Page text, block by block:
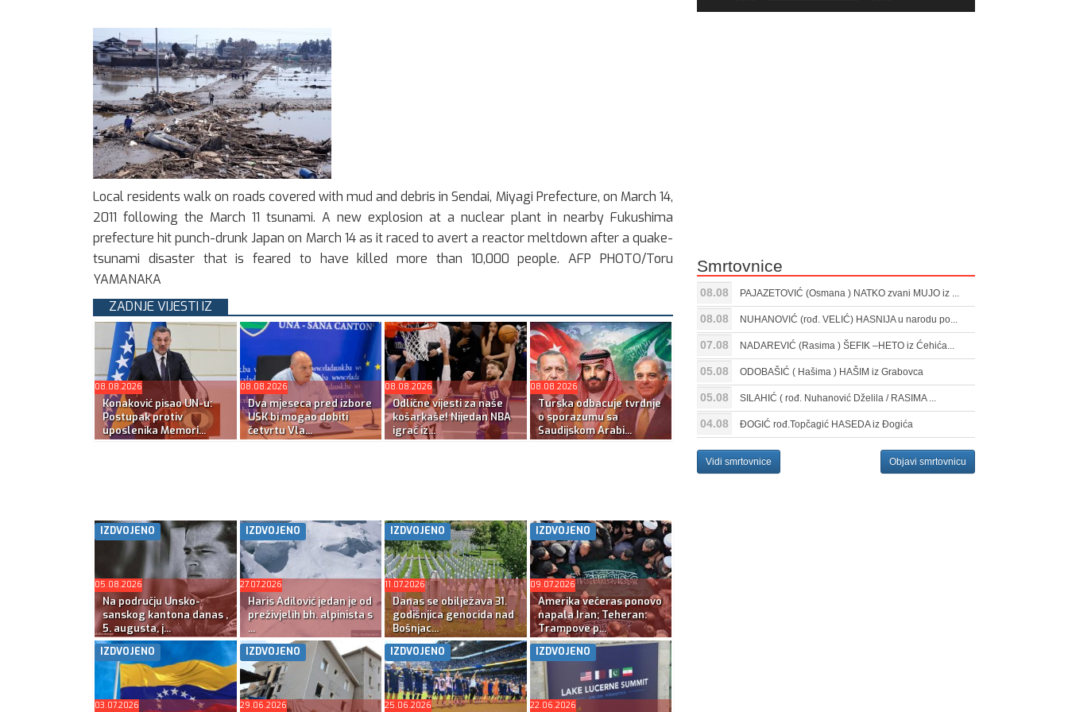
Local residents walk on roads covered with mud and debris in Sendai, Miyagi Prefecture, on March 14,
2011 following the March 11 tsunami. A new explosion at a nuclear plant in nearby Fukushima
prefecture hit punch-drunk Japan on March 14 as it raced to avert a reactor meltdown after a quake-
tsunami disaster that is feared to have killed more than 10,000 people. AFP PHOTO/Toru
YAMANAKA
ZADNJE VIJESTI IZ
08.08.2026
Konaković pisao UN-u:
Postupak protiv
uposlenika Memori...
08.08.2026
Dva mjeseca pred izbore
USK bi mogao dobiti
četvrtu Vla...
08.08.2026
Odlične vijesti za naše
košarkaše! Nijedan NBA
igrač iz...
08.08.2026
Turska odbacuje tvrdnje
o sporazumu sa
Saudijskom Arabi...
IZDVOJENO
05.08.2026
Na području Unsko-
sanskog kantona danas ,
5. augusta, j...
IZDVOJENO
27.07.2026
Haris Adilović jedan je od
preživjelih bh. alpinista s
...
IZDVOJENO
11.07.2026
Danas se obilježava 31.
godišnjica genocida nad
Bošnjac...
IZDVOJENO
09.07.2026
Amerika večeras ponovo
napala Iran; Teheran:
Trampove p...
IZDVOJENO
03.07.2026
IZDVOJENO
29.06.2026
IZDVOJENO
25.06.2026
IZDVOJENO
22.06.2026
Gore/Dole
Smrtovnice
08.08 PAJAZETOVIĆ (Osmana ) NATKO zvani MUJO iz ...
08.08 NUHANOVIĆ (rođ. VELIĆ) HASNIJA u narodu po...
07.08 NADAREVIĆ (Rasima ) ŠEFIK –HETO iz Ćehića...
05.08 ODOBAŠIĆ ( Hašima ) HAŠIM iz Grabovca
05.08 SILAHIĆ ( rođ. Nuhanović Dželila / RASIMA ...
04.08 ĐOGIĆ rođ.Topčagić HASEDA iz Đogića
Vidi smrtovnice Objavi smrtovnicu